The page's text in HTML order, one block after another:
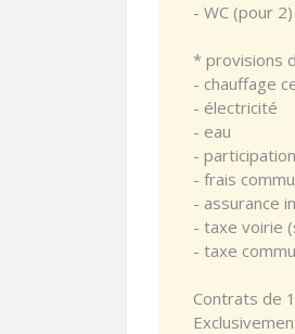
- WC (pour 2)
* provisions
- chauffage
- électricité
- eau
-
- frais
- assurance
- taxe voirie
- taxe
Contrats de